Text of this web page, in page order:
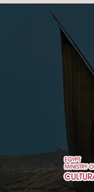
Skip to main content